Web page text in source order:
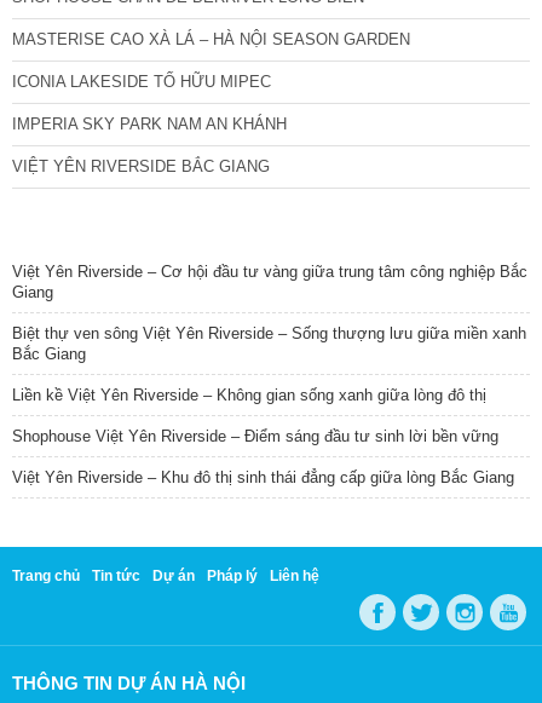
MASTERISE CAO XÀ LÁ – HÀ NỘI SEASON GARDEN
ICONIA LAKESIDE TỐ HỮU MIPEC
IMPERIA SKY PARK NAM AN KHÁNH
VIỆT YÊN RIVERSIDE BẮC GIANG
Việt Yên Riverside – Cơ hội đầu tư vàng giữa trung tâm công nghiệp Bắc
Giang
Biệt thự ven sông Việt Yên Riverside – Sống thượng lưu giữa miền xanh
Bắc Giang
Liền kề Việt Yên Riverside – Không gian sống xanh giữa lòng đô thị
Shophouse Việt Yên Riverside – Điểm sáng đầu tư sinh lời bền vững
Việt Yên Riverside – Khu đô thị sinh thái đẳng cấp giữa lòng Bắc Giang
Trang chủ Tin tức Dự án Pháp lý Liên hệ
THÔNG TIN DỰ ÁN HÀ NỘI